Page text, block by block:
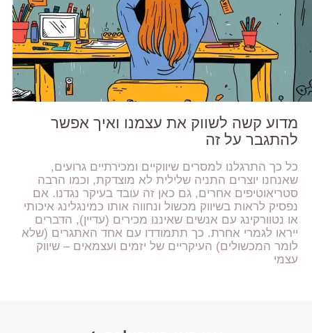
מדוע קשה לשווק את עצמנו ואיך אפשר
להתגבר על זה
כל כך התרגלנו למסרים שיווקיים ומכירתיים גרועים,
שאנחנו יוצרים התניה שלילית לא מוצדקת, וכמו הרבה
סטריאוטיפים אחרים, גם כאן זה עובד בעיקר נגדנו. אם
נפסיק לראות בשיווק מכשול ונחווה אותו כמינגלינג איכותי
או נטוורקינג עם אנשים שאיננו מכירים (עדיין), הדברים
ייראו לגמרי אחרת. כך תתמודדו עם אחד האתגרים (שלא
לומר המכשולים) העיקריים של יזמים ועצמאים – שיווק
עצמי